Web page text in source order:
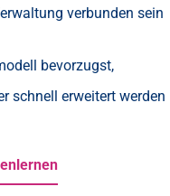
verbunden sein
bevorzugst,
schnell erweitert werden